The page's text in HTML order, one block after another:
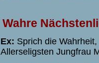
Wahre
Ex: Sprich die
Allerseligsten Jungfrau